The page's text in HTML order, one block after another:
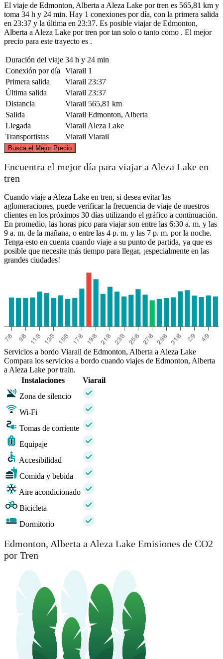
El viaje de Edmonton, Alberta a Aleza Lake por tren es 565,81 km y
toma 34 h y 24 min. Hay 1 conexiones por día, con la primera salida
en 23:37 y la última en 23:37. Es posible viajar de Edmonton,
Alberta a Aleza Lake por tren por tan solo o tanto como . El mejor
precio para este trayecto es .
Duración del viaje 34 h y 24 min
Conexión por día
Viarail 1
Primera salida
Viarail 23:37
Última salida
Viarail 23:37
Distancia
Viarail 565,81 km
Salida
Viarail Edmonton, Alberta
Llegada
Viarail Aleza Lake
Transportistas
Viarail Viarail
Busca el Mejor Precio
Edmonton, Alberta
Aleza Lake
Encuentra el mejor día para viajar a Aleza Lake en
tren
Cuando viaje a Aleza Lake en tren, si desea evitar las
aglomeraciones, puede verificar la frecuencia de viaje de nuestros
clientes en los próximos 30 días utilizando el gráfico a continuación.
En promedio, las horas pico para viajar son entre las 6:30 a. m. y las
9 a. m. de la mañana, o entre las 4 p. m. y las 7 p. m. por la noche.
Tenga esto en cuenta cuando viaje a su punto de partida, ya que es
posible que necesite más tiempo para llegar, ¡especialmente en las
grandes ciudades!
Servicios a bordo Viarail de Edmonton, Alberta a Aleza Lake
Compara los servicios a bordo cuando viajes de Edmonton, Alberta
a Aleza Lake por train.
Instalaciones
Viarail
Zona de silencio
Wi-Fi
Tomas de corriente
Equipaje
Accesibilidad
Comida y bebida
Aire acondicionado
Bicicleta
Dormitorio
Edmonton, Alberta a Aleza Lake Emisiones de CO2
por Tren